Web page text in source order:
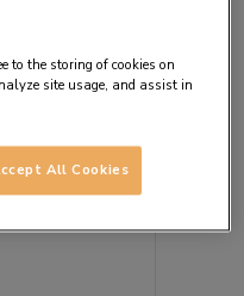
to the storing of cookies on
site usage, and assist in
All Cookies